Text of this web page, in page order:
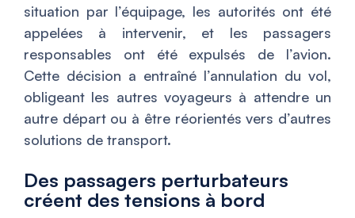
situation par l’équipage, les autorités ont été
appelées à intervenir, et les passagers
responsables ont été expulsés de l’avion.
Cette décision a entraîné l’annulation du vol,
obligeant les autres voyageurs à attendre un
autre départ ou à être réorientés vers d’autres
solutions de transport.
Des passagers perturbateurs
créent des tensions à bord